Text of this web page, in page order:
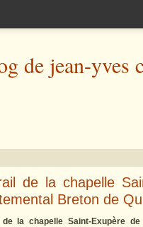
de jean-yves
de la chapelle
Breton de
la chapelle Saint-Exupère